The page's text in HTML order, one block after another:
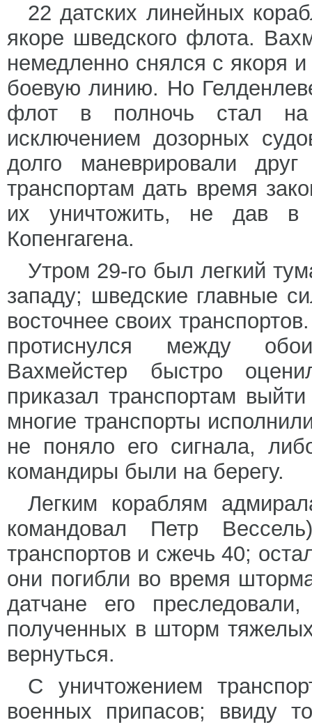
22 датских линейных
якоре шведского флота.
немедленно снялся с якоря
боевую линию. Но
флот в полночь стал
исключением дозорных
долго маневрировали
транспортам дать время
их уничтожить, не дав
Копенгагена.
Утром 29-го был легкий
западу; шведские главные
восточнее своих
протиснулся между
Вахмейстер быстро
приказал транспортам
многие транспорты
не поняло его сигнала,
командиры были на берегу.
Легким кораблям
командовал Петр
транспортов и сжечь 40;
они погибли во время
датчане его
полученных в шторм
вернуться.
С уничтожением
военных припасов; ввиду